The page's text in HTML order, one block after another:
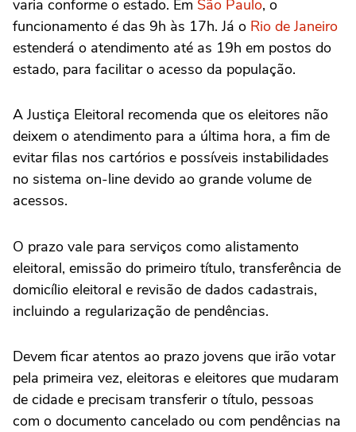
varia conforme o estado. Em São Paulo, o
funcionamento é das 9h às 17h. Já o Rio de Janeiro
estenderá o atendimento até as 19h em postos do
estado, para facilitar o acesso da população.
A Justiça Eleitoral recomenda que os eleitores não
deixem o atendimento para a última hora, a fim de
evitar filas nos cartórios e possíveis instabilidades
no sistema on-line devido ao grande volume de
acessos.
O prazo vale para serviços como alistamento
eleitoral, emissão do primeiro título, transferência de
domicílio eleitoral e revisão de dados cadastrais,
incluindo a regularização de pendências.
Devem ficar atentos ao prazo jovens que irão votar
pela primeira vez, eleitoras e eleitores que mudaram
de cidade e precisam transferir o título, pessoas
com o documento cancelado ou com pendências na